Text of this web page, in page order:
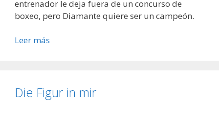
entrenador le deja fuera de un concurso de
boxeo, pero Diamante quiere ser un campeón.
Leer más
Die Figur in mir